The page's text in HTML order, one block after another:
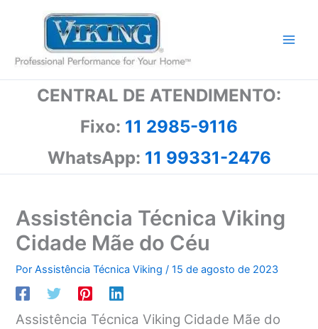
conteúdo
CENTRAL DE ATENDIMENTO:
Fixo: 11 2985-9116
WhatsApp: 11 99331-2476
Assistência Técnica Viking
Cidade Mãe do Céu
PorAssistência Técnica Viking/15 de agosto de 2023
Assistência Técnica Viking Cidade Mãe do